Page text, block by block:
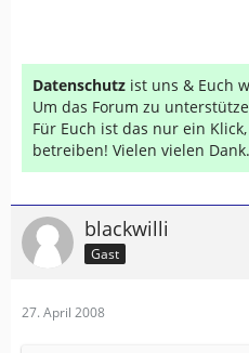
Datenschutz ist uns & Euch
Um das Forum zu
Für Euch ist das nur ein
betreiben! Vielen vielen
blackwilli
Gast
27. April 2008